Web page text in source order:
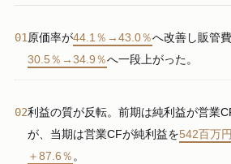
01 原価率が44.1％→43.0％へ改善し販管
30.5％→34.9％へ一段上がった。
02利益の質が反転。前期は純利益が営業
が、当期は営業CFが純利益を542百万円
＋87.6％ 。